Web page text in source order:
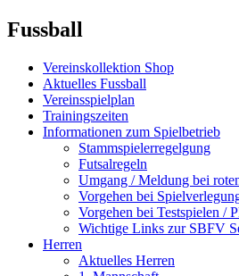
Fussball
Vereinskollektion Shop
Aktuelles Fussball
Vereinsspielplan
Trainingszeiten
Informationen zum Spielbetrieb
Stammspielerregelgung
Futsalregeln
Umgang / Meldung bei
Vorgehen bei
Vorgehen bei Testspielen /
Wichtige Links zur SBFV
Herren
Aktuelles Herren